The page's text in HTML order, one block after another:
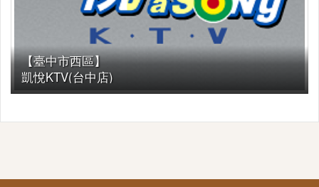
【臺中市西區】
凱悅KTV(台中店)